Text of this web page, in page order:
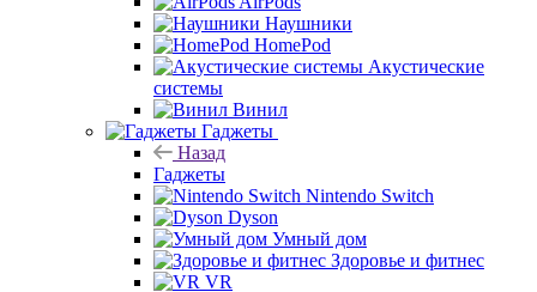
Наушники
HomePod
Акустические
системы
Винил
Гаджеты
Назад
Гаджеты
Nintendo Switch
Dyson
Умный дом
Здоровье и фитнес
VR